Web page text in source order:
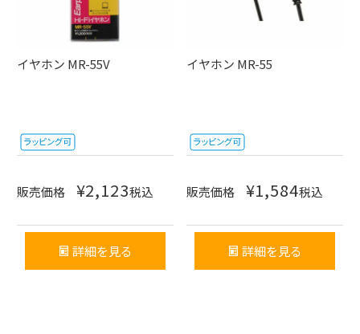
イヤホン MR-55V
販売価格 ¥2,123税込
詳細を見る
イヤホン MR-55
販売価格 ¥1,584税込
詳細を見る